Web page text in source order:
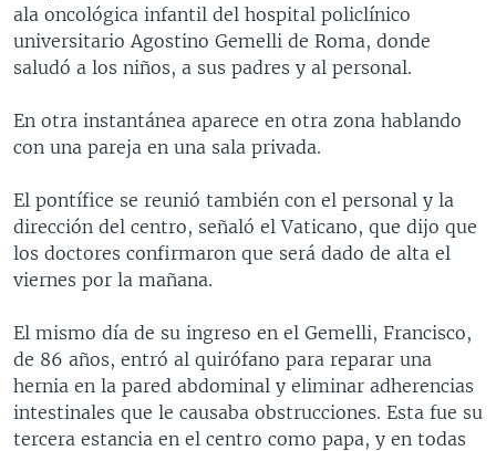
ala oncológica infantil del hospital policlínico
universitario Agostino Gemelli de Roma, donde
saludó a los niños, a sus padres y al personal.
En otra instantánea aparece en otra zona hablando
con una pareja en una sala privada.
El pontífice se reunió también con el personal y la
dirección del centro, señaló el Vaticano, que dijo que
los doctores confirmaron que será dado de alta el
viernes por la mañana.
El mismo día de su ingreso en el Gemelli, Francisco,
de 86 años, entró al quirófano para reparar una
hernia en la pared abdominal y eliminar adherencias
intestinales que le causaba obstrucciones. Esta fue su
tercera estancia en el centro como papa, y en todas